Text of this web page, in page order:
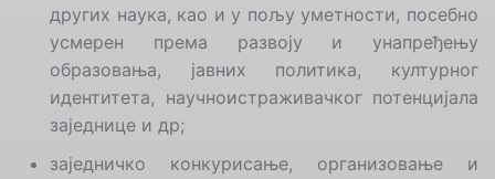
других наука, као и у пољу уметности, посебно
усмерен према развоју и унапређењу
образовања, јавних политика, културног
идентитета, научноистраживачког потенцијала
заједнице и др;
заједничко конкурисање, организовање и